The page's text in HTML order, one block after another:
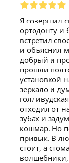
Я совершил
ортодонту и
встретил
и объяснил
добрый и
прошли
установкой
зеркало и
отходил от
зубах и
кошмар. Но
привык. В
стоит, а